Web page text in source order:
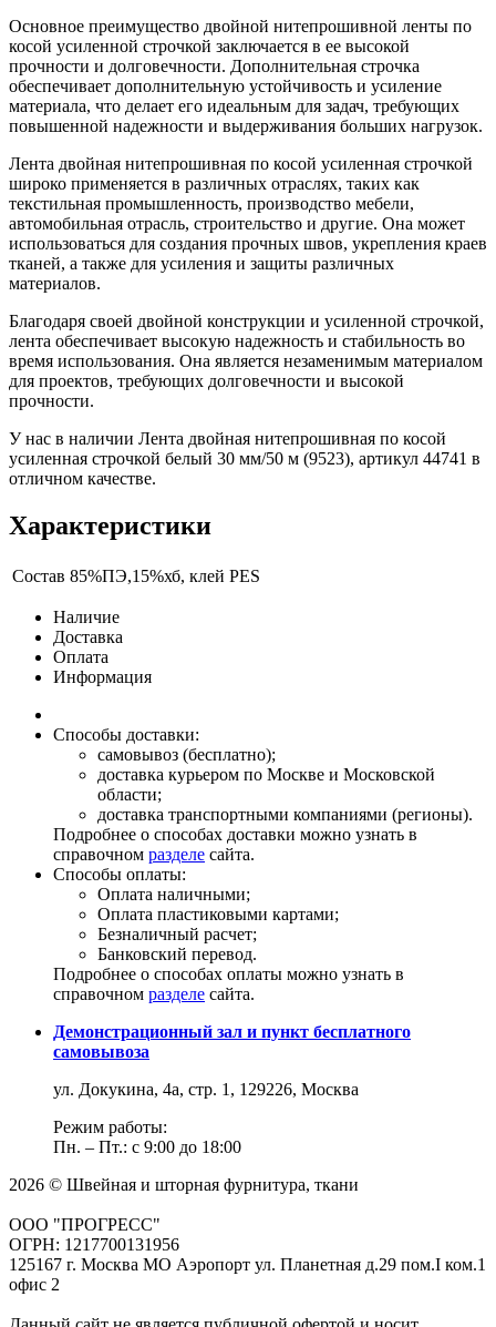
Основное преимущество двойной нитепрошивной ленты по
косой усиленной строчкой заключается в ее высокой
прочности и долговечности. Дополнительная строчка
обеспечивает дополнительную устойчивость и усиление
материала, что делает его идеальным для задач, требующих
повышенной надежности и выдерживания больших нагрузок.
Лента двойная нитепрошивная по косой усиленная строчкой
широко применяется в различных отраслях, таких как
текстильная промышленность, производство мебели,
автомобильная отрасль, строительство и другие. Она может
использоваться для создания прочных швов, укрепления краев
тканей, а также для усиления и защиты различных
материалов.
Благодаря своей двойной конструкции и усиленной строчкой,
лента обеспечивает высокую надежность и стабильность во
время использования. Она является незаменимым материалом
для проектов, требующих долговечности и высокой
прочности.
У нас в наличии Лента двойная нитепрошивная по косой
усиленная строчкой белый 30 мм/50 м (9523), артикул 44741 в
отличном качестве.
Характеристики
Состав 85%ПЭ,15%хб, клей PES
Наличие
Доставка
Оплата
Информация
Способы доставки:
самовывоз (бесплатно);
доставка курьером по Москве и Московской
области;
доставка транспортными компаниями (регионы).
Подробнее о способах доставки можно узнать в
справочном разделе сайта.
Способы оплаты:
Оплата наличными;
Оплата пластиковыми картами;
Безналичный расчет;
Банковский перевод.
Подробнее о способах оплаты можно узнать в
справочном разделе сайта.
Демонстрационный зал и пункт бесплатного
самовывоза
ул. Докукина, 4а, стр. 1, 129226, Москва
Режим работы:
Пн. – Пт.: с 9:00 до 18:00
2026 © Швейная и шторная фурнитура, ткани
ООО "ПРОГРЕСС"
ОГРН: 1217700131956
125167 г. Москва МО Аэропорт ул. Планетная д.29 пом.I ком.1
офис 2